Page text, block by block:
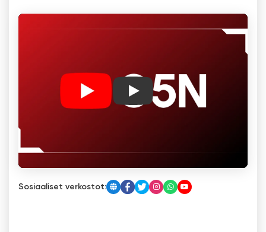
Sosiaaliset verkostot: